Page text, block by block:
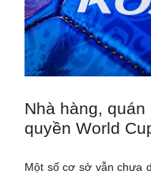
Nhà hàng,
quyền World
Một số cơ sở vẫn chưa